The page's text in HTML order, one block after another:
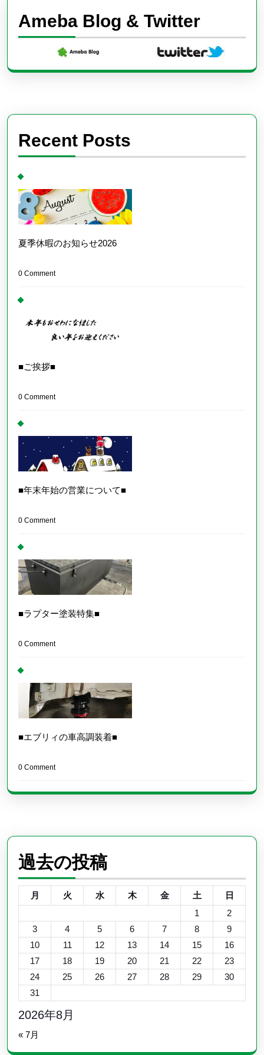
Ameba Blog & Twitter
Recent Posts
夏季休暇のお知らせ2026
0 Comment
■ご挨拶■
0 Comment
■年末年始の営業について■
0 Comment
■ラプター塗装特集■
0 Comment
■エブリィの車高調装着■
0 Comment
過去の投稿
2026年8月
月 火 水 木 金 土
日
1
2
3
4 5 6 7 8
9
10
11 12 13 14 15
16
17
18 19 20 21 22
23
24
25 26 27 28 29
30
31
« 7月